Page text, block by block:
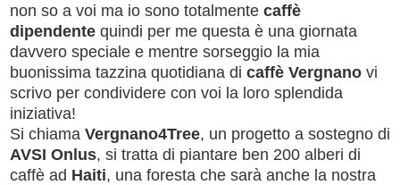
non so a voi ma io sono totalmente caffè
dipendente quindi per me questa è una giornata
davvero speciale e mentre sorseggio la mia
buonissima tazzina quotidiana di caffè Vergnano vi
scrivo per condividere con voi la loro splendida
iniziativa!
Si chiama Vergnano4Tree, un progetto a sostegno di
AVSI Onlus, si tratta di piantare ben 200 alberi di
caffè ad Haiti, una foresta che sarà anche la nostra